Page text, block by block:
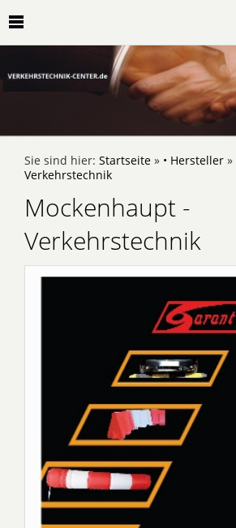
Sie sind hier: Startseite » • Hersteller »
Verkehrstechnik
Mockenhaupt -
Verkehrstechnik